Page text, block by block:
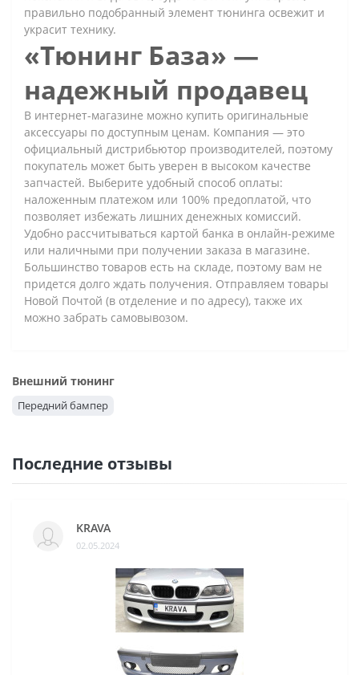
правильно подобранный элемент тюнинга освежит и
украсит технику.
«Тюнинг База» —
надежный продавец
В интернет-магазине можно купить оригинальные
аксессуары по доступным ценам. Компания — это
официальный дистрибьютор производителей, поэтому
покупатель может быть уверен в высоком качестве
запчастей. Выберите удобный способ оплаты:
наложенным платежом или 100% предоплатой, что
позволяет избежать лишних денежных комиссий.
Удобно рассчитываться картой банка в онлайн-режиме
или наличными при получении заказа в магазине.
Большинство товаров есть на складе, поэтому вам не
придется долго ждать получения. Отправляем товары
Новой Почтой (в отделение и по адресу), также их
можно забрать самовывозом.
Внешний тюнинг
Передний бампер
Последние отзывы
KRAVA
02.05.2024